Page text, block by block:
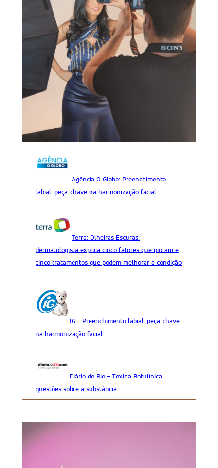
Agência O Globo: Preenchimento
labial: peça-chave na harmonização facial
Terra: Olheiras Escuras:
dermatologista explica cinco fatores que pioram e
cinco tratamentos que podem melhorar a condição
IG – Preenchimento labial: peça-chave
na harmonização facial
Diário do Rio – Toxina Botulínica:
questões sobre a substância